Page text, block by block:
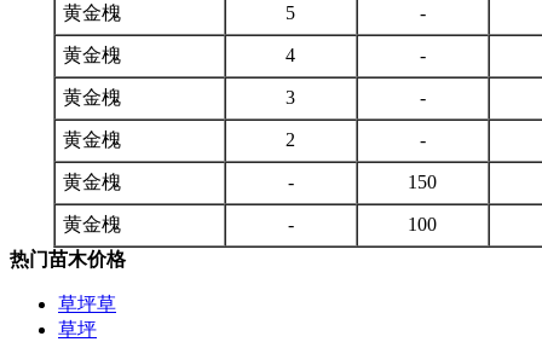
黄金槐 5 -
黄金槐 4 -
黄金槐 3 -
黄金槐 2 -
黄金槐 - 150
黄金槐 -
100
热门苗木价格
草坪草
草坪